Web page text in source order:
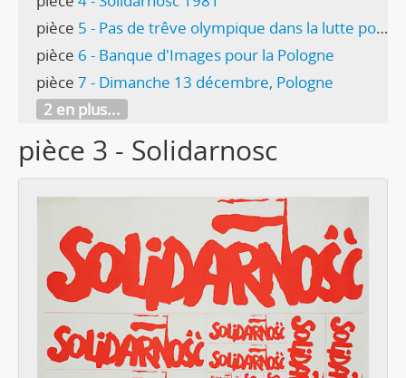
pièce 5 - Pas de trêve olympique dans la lutte pour les droits démocratiques
pièce 6 - Banque d'Images pour la Pologne
pièce 7 - Dimanche 13 décembre, Pologne
2 en plus...
pièce 3 - Solidarnosc